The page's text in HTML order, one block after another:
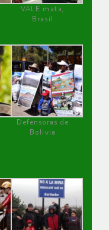
VALE mata,
Brasil
Defensoras de
Bolivia